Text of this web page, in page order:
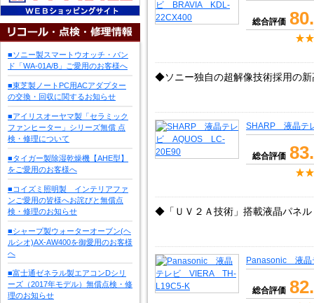
■ソニー製スマートウオッチ・バン
ド「WA-01A/B」ご愛用のお客様へ
■東芝製ノートPC用ACアダプター
の交換・回収に関するお知らせ
■アイリスオーヤマ製「セラミック
ファンヒーター」シリーズ無償 点
検・修理について
■タイガー製除湿乾燥機【AHE型】
をご愛用のお客様へ
■コイズミ照明製 インテリアファ
ンご愛用の皆様へお詫びと無償点
検・修理のお知らせ
■シャープ製ウォーターオーブン(ヘ
ルシオ)AX-AW400を御愛用のお客様
へ
■富士通ゼネラル製エアコンDシリ
ーズ（2017年モデル）無償点検・修
理のお知らせ
総合評価
◆ソニー独自の超解像技術採用の
SHARP 液晶テ
総合評価
◆「ＵＶ２Ａ技術」搭載液晶パネル
Panasonic 液
総合評価